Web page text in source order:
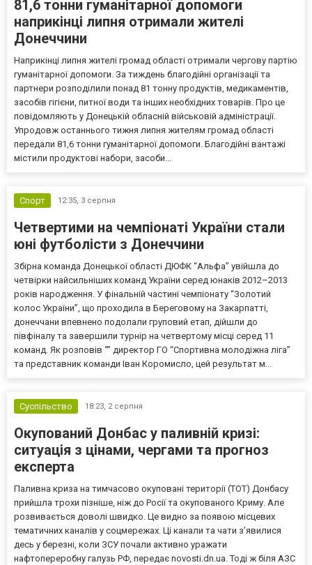
81,6 тонни гуманітарної допомоги
наприкінці липня отримали жителі
Донеччини
Наприкінці липня жителі громад області отримали чергову партію
гуманітарної допомоги. За тиждень благодійні організації та
партнери розподілили понад 81 тонну продуктів, медикаментів,
засобів гігієни, питної води та інших необхідних товарів. Про це
повідомляють у Донецькій обласній військовій адміністрації.
Упродовж останнього тижня липня жителям громад області
передали 81,6 тонни гуманітарної допомоги. Благодійні вантажі
містили продуктові набори, засоби...
Спорт 12:35, 3 серпня
Четвертими на чемпіонаті України стали
юні футболісти з Донеччини
Збірна команда Донецької області ДЮФК “Альфа” увійшла до
четвірки найсильніших команд України серед юнаків 2012–2013
років народження. У фінальній частині чемпіонату “Золотий
колос України”, що проходила в Береговому на Закарпатті,
донеччани впевнено подолали груповий етап, дійшли до
півфіналу та завершили турнір на четвертому місці серед 11
команд. Як розповів “” директор ГО “Спортивна молодіжна ліга”
та представник команди Іван Коромисло, цей результат м...
Суспільство 18:23, 2 серпня
Окупований Донбас у паливній кризі:
ситуація з цінами, чергами та прогноз
експерта
Паливна криза на тимчасово окуповані території (ТОТ) Донбасу
прийшла трохи пізніше, ніж до Росії та окупованого Криму. Але
розвивається доволі швидко. Це видно за появою місцевих
тематичних каналів у соцмережах. Ці канали та чати з’явилися
десь у березні, коли ЗСУ почали активно уражати
нафтопереробну галузь РФ, передає novosti.dn.ua. Тоді ж біля АЗС